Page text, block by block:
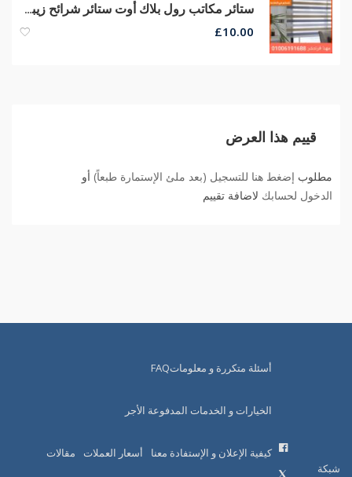
ستائر مكاتب رول بلاك أوت ستائر شرائح زيبرا ستائر معدنى من مهنا فرنتشر
£10.00
قييم هذا العرض
مطلوب إضغط هنا للتسجيل (بعد ملئ الإستمارة طبعاً) أو
الدخول لحسابك لاضافة تقييم
شبكة
أسئلة متكررة و معلوماتFAQ
الخيارات و الخدمات المدفوعة الأجر
كيفية الإعلان و الإستفادة معنا أسعار العملات مقالات